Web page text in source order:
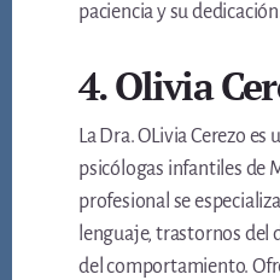
paciencia y su
4. Olivia
La Dra. OLivia Cerezo es
psicólogas infantiles de
profesional se
lenguaje, trastornos del
del comportamiento.